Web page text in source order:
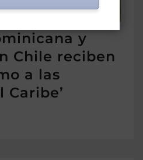
y
Chile reciben
a las
Caribe’